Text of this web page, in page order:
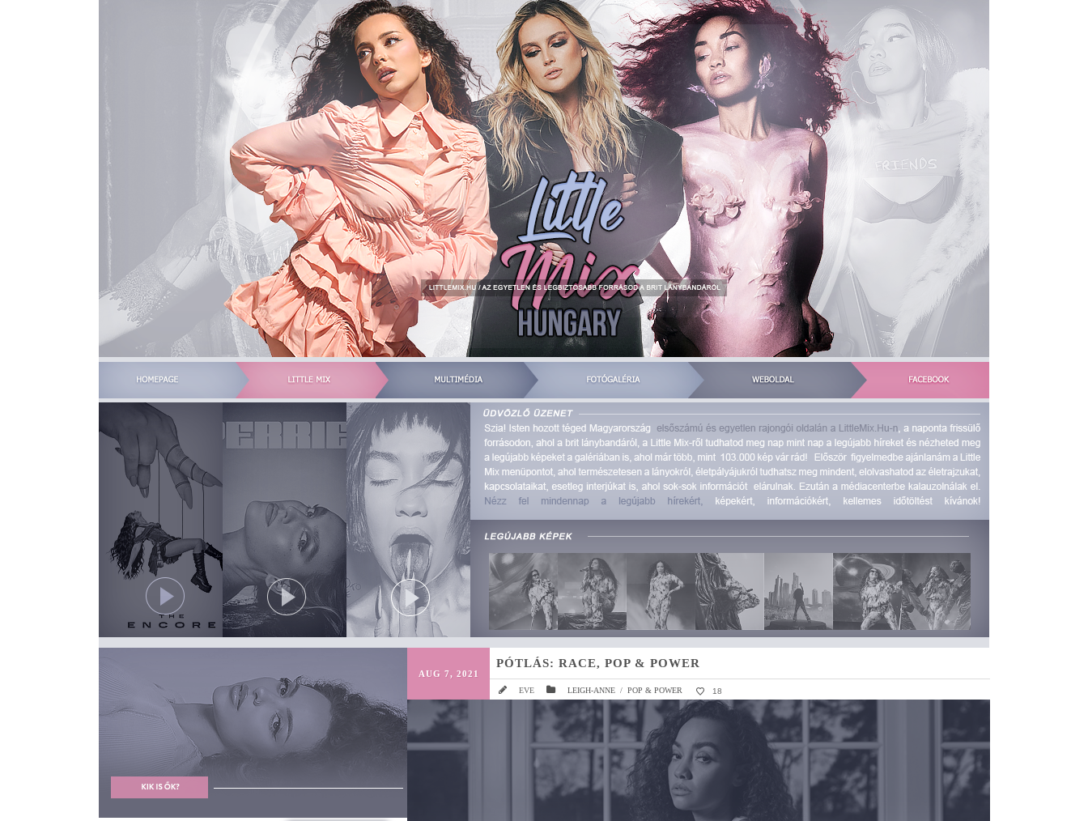
AUG 7, 2021
PÓTLÁS: RACE, POP & POWER
EVE LEIGH-ANNE / POP & POWER 18